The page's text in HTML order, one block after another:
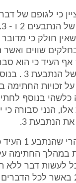
כי לגופם של
3 - הרי שאין חולק כי
מנהלה והנתבע 1 אף העיד
בשמה
אלו, הנני סבורה
באשר לנתבע
במהלך
לעשות דבר ללא
יידע את הנתבע 2 באשר